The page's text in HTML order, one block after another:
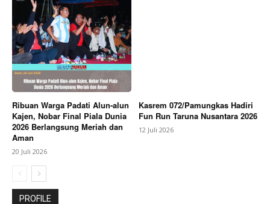
Ribuan Warga Padati Alun-alun
Kajen, Nobar Final Piala Dunia
2026 Berlangsung Meriah dan
Aman
20 Juli 2026
Kasrem 072/Pamungkas Hadiri
Fun Run Taruna Nusantara 2026
12 Juli 2026
PROFILE